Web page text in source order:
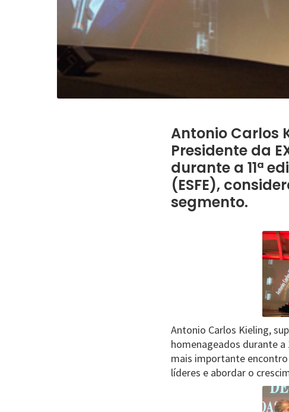
Antonio Carlos
Presidente da
durante a 11ª
(ESFE),
segmento.
Antonio Carlos Kieling,
homenageados durante a
mais importante
líderes e abordar o